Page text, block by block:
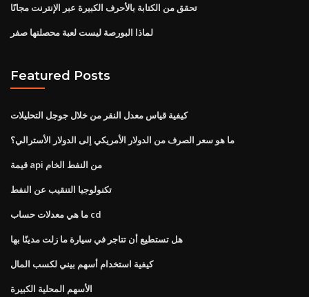
تحقق من الكتابة بالأحرف الكبيرة عبر الإنترنت مجانًا
لماذا البورصة ليست لعبة محصلتها صفر
Featured Posts
كيفية قياس معدل النقر من خلال جوجل التحليلات
ما هو سعر الصرف من الدولار الأمريكي إلى الدولار الأسترالي؟
قيمة api من النفط الخام
تكنولوجيا التنقيب عن النفط
ما هي معدلات حساب cd
هل تستطيع أن تتاجر في سيارة ما زلت مدينًا بها
كيفية استخدام أسهم بيني لكسب المال
الأسهم المحلية الكبيرة